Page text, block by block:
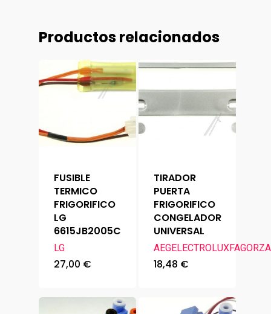
Productos relacionados
FUSIBLE
TERMICO
FRIGORIFICO
LG
6615JB2005C
LG
27,00 €
TIRADOR
PUERTA
FRIGORIFICO
CONGELADOR
UNIVERSAL
AEGELECTROLUXFAGOR
18,48 €